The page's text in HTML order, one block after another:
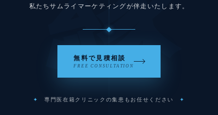
私たちサムライマーケティングが伴走いたします。
無料で見積相談
FREE CONSULTATION
✦ 専門医在籍クリニックの集患もお任せください ✦